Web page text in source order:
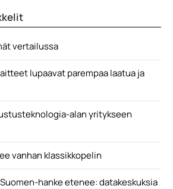
vertailussa
lupaavat parempaa laatua ja
alan yritykseen
vanhan klassikkopelin
hanke etenee: datakeskuksia